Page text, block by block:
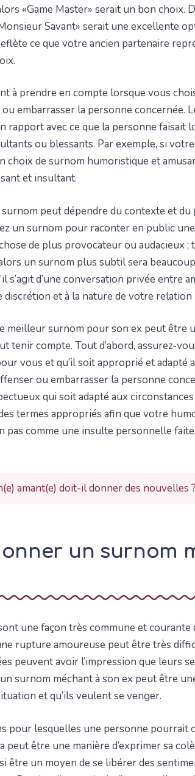
«Game Master» serait un bon choix.
Savant» serait une excellente
ce que votre ancien partenaire
à prendre en compte lorsque vous
embarrasser la personne concernée.
rapport avec ce que la personne faisait
ou blessants. Par exemple, si
choix de surnom humoristique et
et insultant.
peut dépendre du contexte et
un surnom pour raconter en public
de plus provocateur ou audacieux ;
un surnom plus subtil sera
s’agit d’une conversation privée entre
et à la nature de votre relation
meilleur surnom pour son ex peut être
tenir compte. Tout d’abord, assurez-
vous et qu’il soit approprié et adapté
ou embarrasser la personne
qui soit adapté aux
termes appropriés afin que votre
pas comme une insulte personnelle
amant(e) doit-il donner des nouvelles ?
un surnom
une façon très commune et
rupture amoureuse peut être très
peuvent avoir l’impression que leurs
surnom méchant à son ex peut être
et qu’ils veulent se venger.
pour lesquelles une personne pourrait
peut être une manière d’exprimer sa
être un moyen de se libérer des